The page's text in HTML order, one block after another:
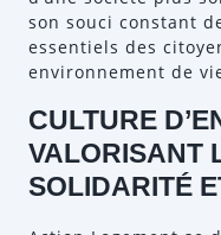
son souci constant
essentiels des
environnement de
CULTURE
VALORISANT
SOLIDARITÉ